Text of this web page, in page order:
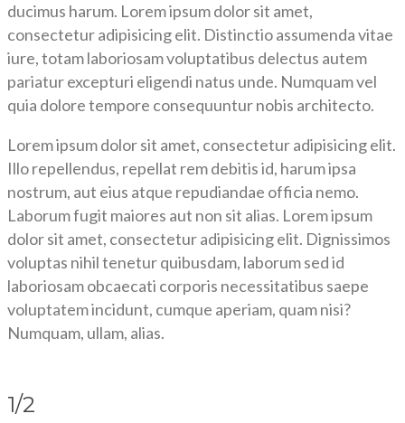
ducimus harum. Lorem ipsum dolor sit amet,
consectetur adipisicing elit. Distinctio assumenda vitae
iure, totam laboriosam voluptatibus delectus autem
pariatur excepturi eligendi natus unde. Numquam vel
quia dolore tempore consequuntur nobis architecto.
Lorem ipsum dolor sit amet, consectetur adipisicing elit.
Illo repellendus, repellat rem debitis id, harum ipsa
nostrum, aut eius atque repudiandae officia nemo.
Laborum fugit maiores aut non sit alias. Lorem ipsum
dolor sit amet, consectetur adipisicing elit. Dignissimos
voluptas nihil tenetur quibusdam, laborum sed id
laboriosam obcaecati corporis necessitatibus saepe
voluptatem incidunt, cumque aperiam, quam nisi?
Numquam, ullam, alias.
1/2